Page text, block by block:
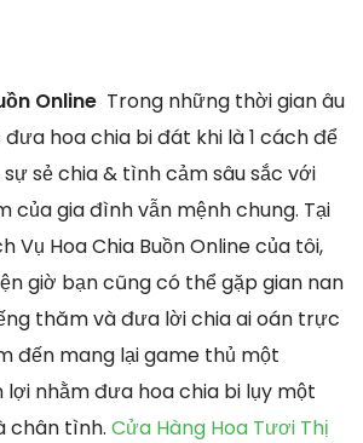
Online Trong những thời gian âu
đưa hoa chia bi đát khi là 1 cách để
sẻ chia & tình cảm sâu sắc với
của gia đình vẫn mệnh chung. Tại
Vụ Hoa Chia Buồn Online của tôi,
giờ bạn cũng có thể gặp gian nan
thăm và đưa lời chia ai oán trực
đến mang lại game thủ một
nhằm đưa hoa chia bi lụy một
chân tình. Cửa Hàng Hoa Tươi Thị